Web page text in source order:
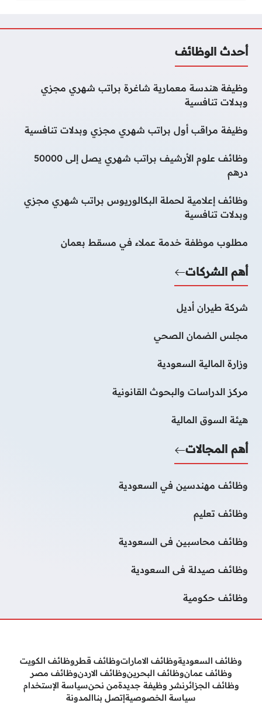
أحدث الوظائف
وظيفة هندسة معمارية شاغرة براتب شهري مجزي
وبدلات تنافسية
وظيفة مراقب أول براتب شهري مجزي وبدلات تنافسية
وظائف علوم الأرشيف براتب شهري يصل إلى 50000
درهم
وظائف إعلامية لحملة البكالوريوس براتب شهري مجزي
وبدلات تنافسية
مطلوب موظفة خدمة عملاء في مسقط بعمان
أهم الشركات
شركة طيران أديل
مجلس الضمان الصحي
وزارة المالية السعودية
مركز الدراسات والبحوث القانونية
هيئة السوق المالية
أهم المجالات
وظائف مهندسين في السعودية
وظائف تعليم
وظائف محاسبين فى السعودية
وظائف صيدلة فى السعودية
وظائف حكومية
وظائف السعوديةوظائف الاماراتوظائف قطروظائف الكويت
وظائف عمانوظائف البحرينوظائف الاردنوظائف مصر
وظائف الجزائرنشر وظيفة جديدةمن نحنسياسة الإستخدام
سياسة الخصوصيةإتصل بناالمدونة